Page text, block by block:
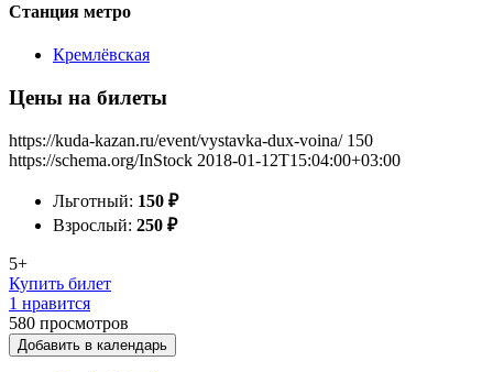
Станция метро
Кремлёвская
Цены на билеты
https://kuda-kazan.ru/event/vystavka-dux-voina/ 150
https://schema.org/InStock 2018-01-12T15:04:00+03:00
Льготный: 150 ₽
Взрослый: 250 ₽
5+
Купить билет
1 нравится
580 просмотров
Добавить в календарь